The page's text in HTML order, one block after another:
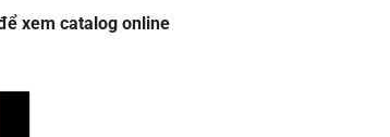
xem catalog online